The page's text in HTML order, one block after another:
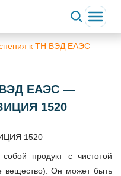
к ТН ВЭД ЕАЭС —
ВЭД ЕАЭС —
1520
1520
собой продукт с чистотой
вещество). Он может быть